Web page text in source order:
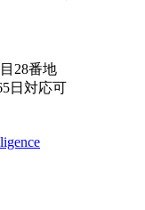
28番地
日対応可